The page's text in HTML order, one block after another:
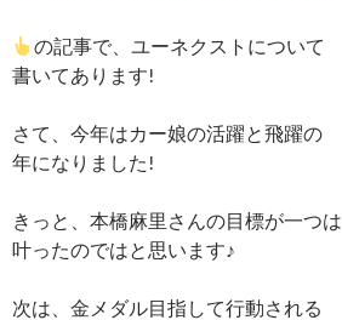
の記事で、ユーネクストについて
書いてあります!
さて、今年はカー娘の活躍と飛躍の
年になりました!
きっと、本橋麻里さんの目標が一つは
叶ったのではと思います♪
次は、金メダル目指して行動される